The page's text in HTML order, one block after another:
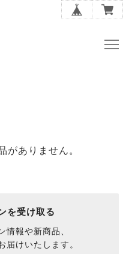
がありません。
を受け取る
情報や新商品、
届けいたします。